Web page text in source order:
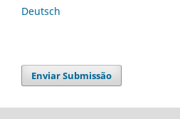
Deutsch
Enviar Submissão